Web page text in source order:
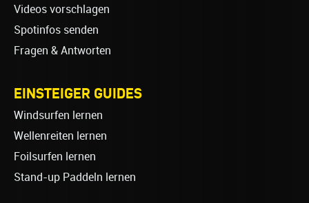
Videos vorschlagen
Spotinfos senden
Fragen & Antworten
EINSTEIGER GUIDES
Windsurfen lernen
Wellenreiten lernen
Foilsurfen lernen
Stand-up Paddeln lernen